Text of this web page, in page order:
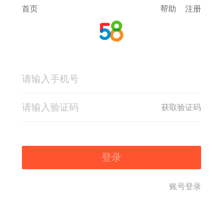
首页 帮助 注册
获取验证码
登录
账号登录